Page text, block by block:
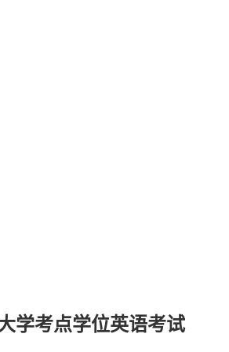
学考点学位英语考试